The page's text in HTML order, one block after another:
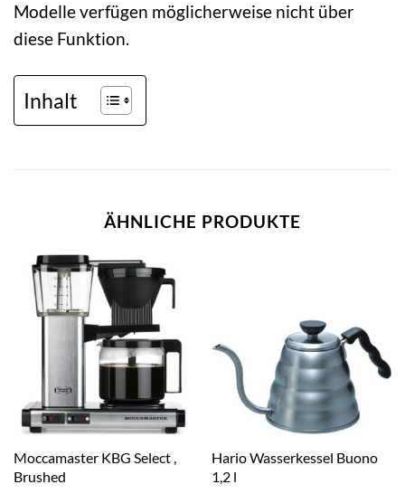
Modelle verfügen möglicherweise nicht über
diese Funktion.
Inhalt
ÄHNLICHE PRODUKTE
Moccamaster KBG Select ,
Brushed
Hario Wasserkessel Buono
1,2 l